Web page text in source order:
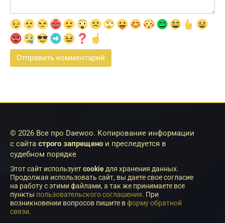
© 2026 Все про Daewoo. Копирование информации
с сайта строго запрещено и преследуется в
судебном порядке
Этот сайт используетcookie для хранения данных.
Продолжая использовать сайт, вы даете свое согласие
на работу с этими файлами, а так же принимаете все
пункты пользовательского соглашения. При
возникновении вопросов пишите вформу обратной
связи.